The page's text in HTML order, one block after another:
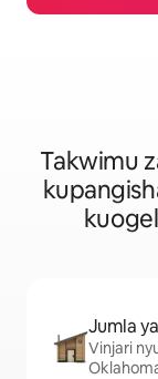
Takwimu
Jumla
Vinjari